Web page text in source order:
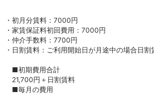
・初月分賃料：7000円
・家賃保証料初回費用：7000円
・仲介手数料：7700円
・日割賃料：ご利用開始日が月途中の場合日
■初期費用合計
21,700円＋日割賃料
■毎月の費用